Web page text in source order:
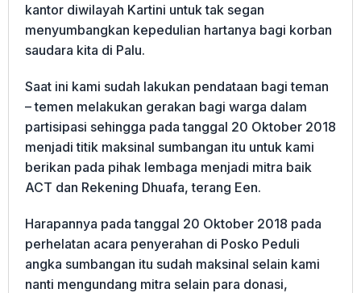
kantor diwilayah Kartini untuk tak segan
menyumbangkan kepedulian hartanya bagi korban
saudara kita di Palu.
Saat ini kami sudah lakukan pendataan bagi teman
– temen melakukan gerakan bagi warga dalam
partisipasi sehingga pada tanggal 20 Oktober 2018
menjadi titik maksinal sumbangan itu untuk kami
berikan pada pihak lembaga menjadi mitra baik
ACT dan Rekening Dhuafa, terang Een.
Harapannya pada tanggal 20 Oktober 2018 pada
perhelatan acara penyerahan di Posko Peduli
angka sumbangan itu sudah maksinal selain kami
nanti mengundang mitra selain para donasi,